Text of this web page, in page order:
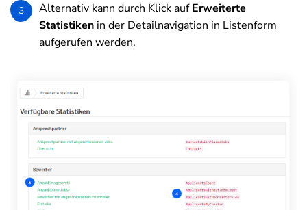
3 Alternativ kann durch Klick aufErweiterte
Statistiken in der Detailnavigation in Listenform
aufgerufen werden.